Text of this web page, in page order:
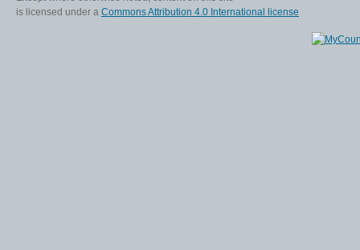
is licensed under a Commons Attribution 4.0 International license